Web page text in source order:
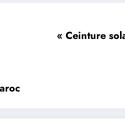
« Ceinture